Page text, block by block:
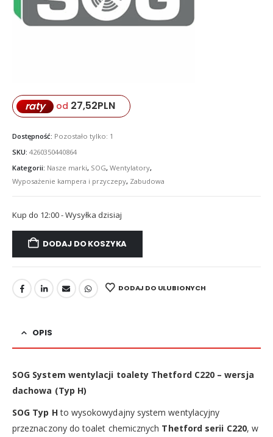
raty od 27,52PLN
Dostępność: Pozostało tylko: 1
SKU: 4260350440864
Kategorii: Nasze marki, SOG, Wentylatory,
Wyposażenie kampera i przyczepy, Zabudowa
Kup do 12:00 - Wysyłka dzisiaj
DODAJ DO KOSZYKA
DODAJ DO ULUBIONYCH
OPIS
SOG System wentylacji toalety Thetford C220 – wersja
dachowa (Typ H)
SOG Typ Hto wysokowydajny system wentylacyjny
przeznaczony do toalet chemicznych Thetford serii C220, w